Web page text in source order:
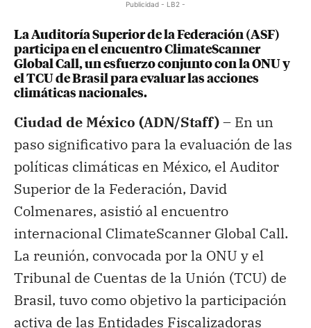
Publicidad - LB2 -
La Auditoría Superior de la Federación (ASF)
participa en el encuentro ClimateScanner
Global Call, un esfuerzo conjunto con la ONU y
el TCU de Brasil para evaluar las acciones
climáticas nacionales.
Ciudad de México (ADN/Staff) – En un
paso significativo para la evaluación de las
políticas climáticas en México, el Auditor
Superior de la Federación, David
Colmenares, asistió al encuentro
internacional ClimateScanner Global Call.
La reunión, convocada por la ONU y el
Tribunal de Cuentas de la Unión (TCU) de
Brasil, tuvo como objetivo la participación
activa de las Entidades Fiscalizadoras